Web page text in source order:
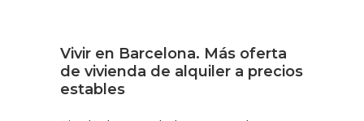
Vivir en Barcelona. Más oferta
de vivienda de alquiler a precios
estables